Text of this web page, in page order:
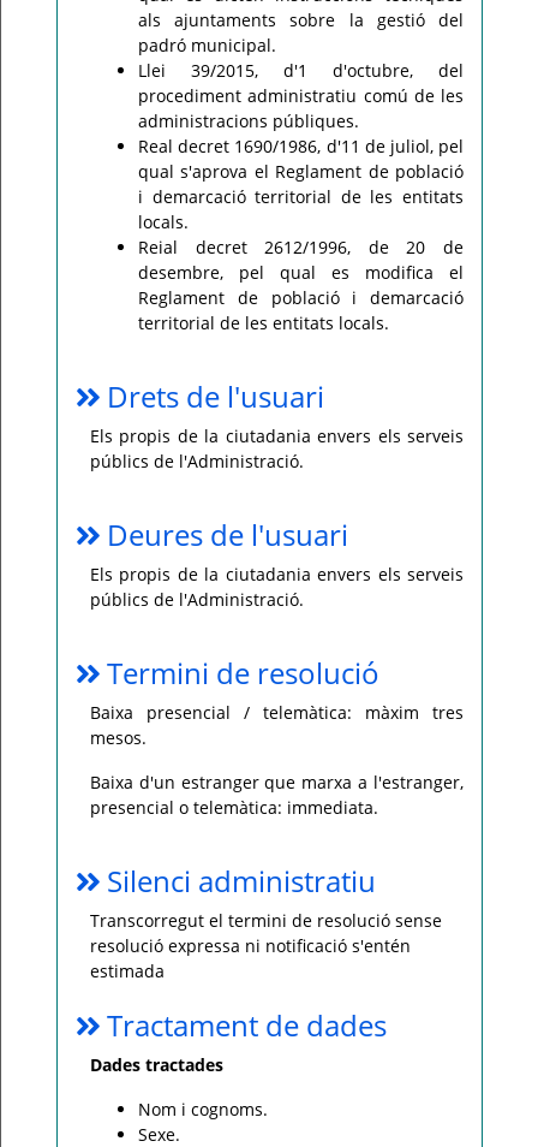
als ajuntaments sobre la gestió del
padró municipal.
Llei 39/2015, d'1 d'octubre, del
procediment administratiu comú de les
administracions públiques.
Real decret 1690/1986, d'11 de juliol, pel
qual s'aprova el Reglament de població
i demarcació territorial de les entitats
locals.
Reial decret 2612/1996, de 20 de
desembre, pel qual es modifica el
Reglament de població i demarcació
territorial de les entitats locals.
Drets de l'usuari
Els propis de la ciutadania envers els serveis
públics de l'Administració.
Deures de l'usuari
Els propis de la ciutadania envers els serveis
públics de l'Administració.
Termini de resolució
Baixa presencial / telemàtica: màxim tres
mesos.
Baixa d'un estranger que marxa a l'estranger,
presencial o telemàtica: immediata.
Silenci administratiu
Transcorregut el termini de resolució sense
resolució expressa ni notificació s'entén
estimada
Tractament de dades
Dades tractades
Nom i cognoms.
Sexe.